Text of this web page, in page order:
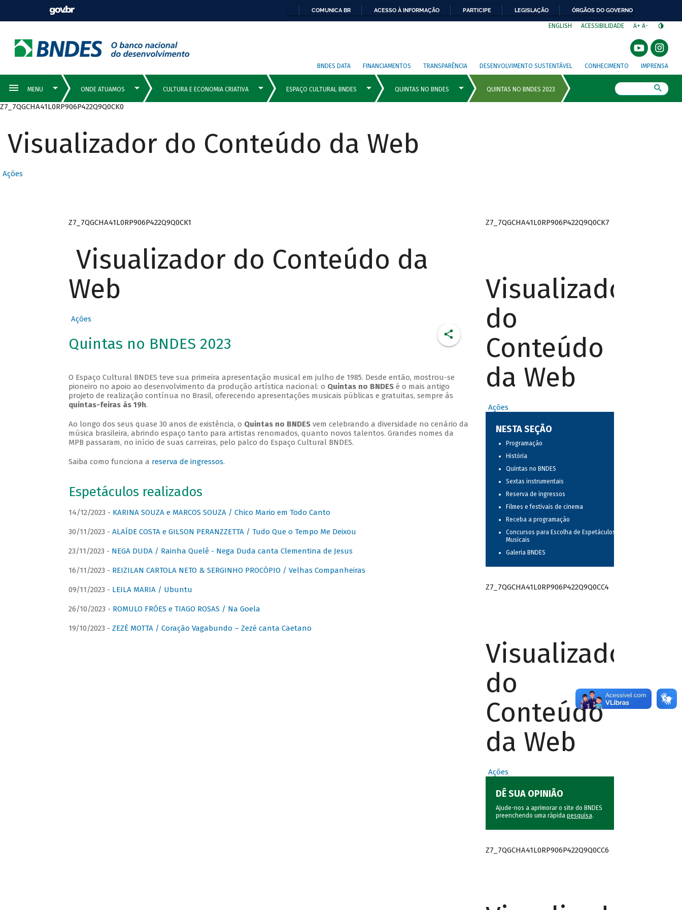
COMUNICA BR ACESSO À INFORMAÇÃO PARTICIPE LEGISLAÇÃO ÓRGÃOS DO GOVERNO
ENGLISH ACESSIBILIDADE A+ A-
BNDES DATA FINANCIAMENTOS TRANSPARÊNCIA DESENVOLVIMENTO SUSTENTÁVEL CONHECIMENTO IMPRENSA
Z7_7QGCHA41L0RP906P422Q9Q0CK0
Visualizador do Conteúdo da Web
Ações
Z7_7QGCHA41L0RP906P422Q9Q0CK1
Visualizador do Conteúdo da
Web
Ações
Quintas no BNDES 2023
O Espaço Cultural BNDES teve sua primeira apresentação musical em julho de 1985. Desde então, mostrou-se
pioneiro no apoio ao desenvolvimento da produção artística nacional: o Quintas no BNDESé o mais antigo
projeto de realização contínua no Brasil, oferecendo apresentações musicais públicas e gratuitas, sempre às
quintas-feiras às 19h.
Ao longo dos seus quase 30 anos de existência, o Quintas no BNDESvem celebrando a diversidade no cenário da
música brasileira, abrindo espaço tanto para artistas renomados, quanto novos talentos. Grandes nomes da
MPB passaram, no início de suas carreiras, pelo palco do Espaço Cultural BNDES.
Saiba como funciona a reserva de ingressos.
Espetáculos realizados
14/12/2023 - KARINA SOUZA e MARCOS SOUZA / Chico Mario em Todo Canto
30/11/2023 - ALAÍDE COSTA e GILSON PERANZZETTA / Tudo Que o Tempo Me Deixou
23/11/2023 - NEGA DUDA / Rainha Quelê - Nega Duda canta Clementina de Jesus
16/11/2023 - REIZILAN CARTOLA NETO & SERGINHO PROCÓPIO / Velhas Companheiras
09/11/2023 - LEILA MARIA / Ubuntu
26/10/2023 - ROMULO FRÓES e TIAGO ROSAS / Na Goela
19/10/2023 - ZEZÉ MOTTA / Coração Vagabundo – Zezé canta Caetano
Z7_7QGCHA41L0RP906P422Q9Q0CK7
Visualizador
do
Conteúdo
da Web
Ações
NESTA SEÇÃO
Programação
História
Quintas no BNDES
Sextas instrumentais
Reserva de ingressos
Filmes e festivais de cinema
Receba a programação
Concursos para Escolha de Espetáculos
Musicais
Galeria BNDES
Z7_7QGCHA41L0RP906P422Q9Q0CC4
Visualizador
do
Conteúdo
da Web
Ações
DÊ SUA OPINIÃO
Ajude-nos a aprimorar o site do BNDES
preenchendo uma rápida pesquisa.
Z7_7QGCHA41L0RP906P422Q9Q0CC6